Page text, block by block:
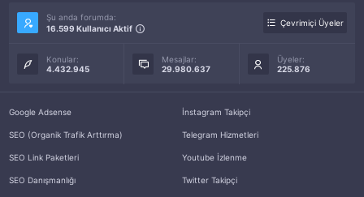
Şu anda forumda:
16.599 Kullanıcı Aktif
Çevrimiçi Üyeler
Konular:
4.432.945
Mesajlar:
29.980.637
Üyeler:
225.876
Google Adsense
SEO (Organik Trafik Arttırma)
SEO Link Paketleri
SEO Danışmanlığı
İnstagram Takipçi
Telegram Hizmetleri
Youtube İzlenme
Twitter Takipçi